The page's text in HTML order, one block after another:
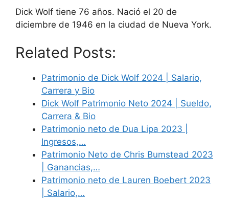
Dick Wolf tiene 76 años. Nació el 20 de
diciembre de 1946 en la ciudad de Nueva York.
Related Posts:
Patrimonio de Dick Wolf 2024 | Salario,
Carrera y Bio
Dick Wolf Patrimonio Neto 2024 | Sueldo,
Carrera & Bio
Patrimonio neto de Dua Lipa 2023 |
Ingresos,…
Patrimonio Neto de Chris Bumstead 2023
| Ganancias,…
Patrimonio neto de Lauren Boebert 2023
| Salario,…